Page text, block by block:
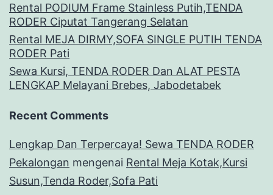
Rental PODIUM Frame Stainless Putih,TENDA
RODER Ciputat Tangerang Selatan
Rental MEJA DIRMY,SOFA SINGLE PUTIH TENDA
RODER Pati
Sewa Kursi, TENDA RODER Dan ALAT PESTA
LENGKAP Melayani Brebes, Jabodetabek
Recent Comments
Lengkap Dan Terpercaya! Sewa TENDA RODER
Pekalongan mengenai Rental Meja Kotak,Kursi
Susun,Tenda Roder,Sofa Pati